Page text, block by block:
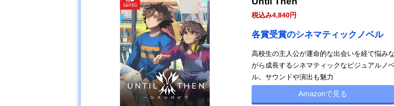
税込み4,840円
各賞受賞のシネマティックノベル
高校生の主人公が運命的な出会いを経て悩みな
がら成長するシネマティックなビジュアルノ
ル。サウンドや演出も魅力
Amazonで見る